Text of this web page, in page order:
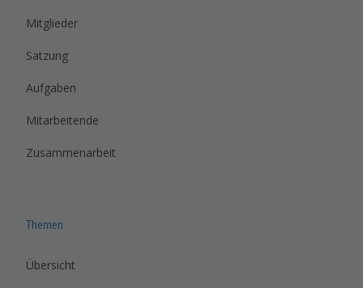
Mitglieder
Satzung
Aufgaben
Mitarbeitende
Zusammenarbeit
Themen
Übersicht